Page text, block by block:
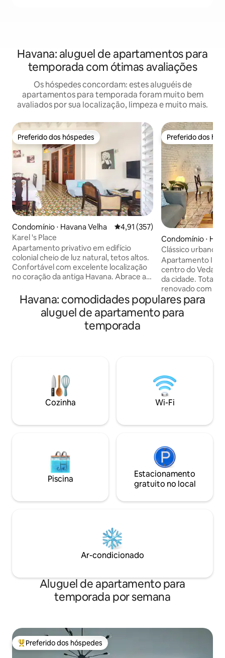
Havana: aluguel de apartamentos para
temporada com ótimas avaliações
Os hóspedes concordam: estes aluguéis de
apartamentos para temporada foram muito bem
avaliados por sua localização, limpeza e muito mais.
Preferido dos hóspedes
Preferido dos hóspedes
Condomínio ⋅ Havana Velha 4,91 de uma avaliação média de
4,91 (357)
Karel 's Place
Apartamento privativo em edifício
colonial cheio de luz natural, tetos altos.
Confortável com excelente localização
no coração da antiga Havana. Abrace a
com banheiro e camas de casal, sala de
jantar e sala de estar. Internet grátis (30
horas), dados móveis Sim sem custo
extra. Excelente vista da varanda
também AC, ventilador elétrico em todo
estadia agradável
Preferido dos
Preferido dos
Condomínio ⋅
Clássico urbano
Apartamento
centro do
da cidade.
renovado com
o antigo do
toques de
ambientes
la Revolución, do
Nacional e a
aeroporto. Wi-Fi
por semana
Havana: comodidades populares para
aluguel de apartamento para
temporada
Cozinha Wi-Fi
Piscina
Estacionamento
gratuito no local
Ar-condicionado
Aluguel de apartamento para
temporada por semana
Entre os melhores preferidos dos hóspedes
Preferido dos hóspedes